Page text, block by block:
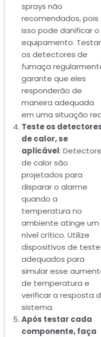
sprays não
recomendados, pois
isso pode danificar o
equipamento. Testar
os detectores de
fumaça
garante que eles
responderão de
maneira adequada
em uma situação
Teste os
de calor, se
aplicável:
de calor são
projetados para
disparar o alarme
quando a
temperatura no
ambiente atinge um
nível crítico. Utilize
dispositivos de teste
adequados para
simular esse
de temperatura e
verificar a resposta
sistema.
Após testar cada
componente, faça